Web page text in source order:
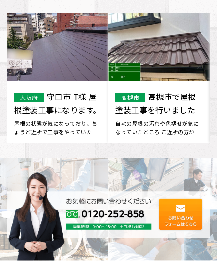
京都府
長岡京市で屋
根重ね葺き工事を行い
ました。
屋根の変色や劣化が気になってネ
ットで調べてみると イーロックホ
堺市
堺市 M様屋根
防水工事になります。
台風の際に他社で修理を行った
が、雨漏れしてきたのでどこか業